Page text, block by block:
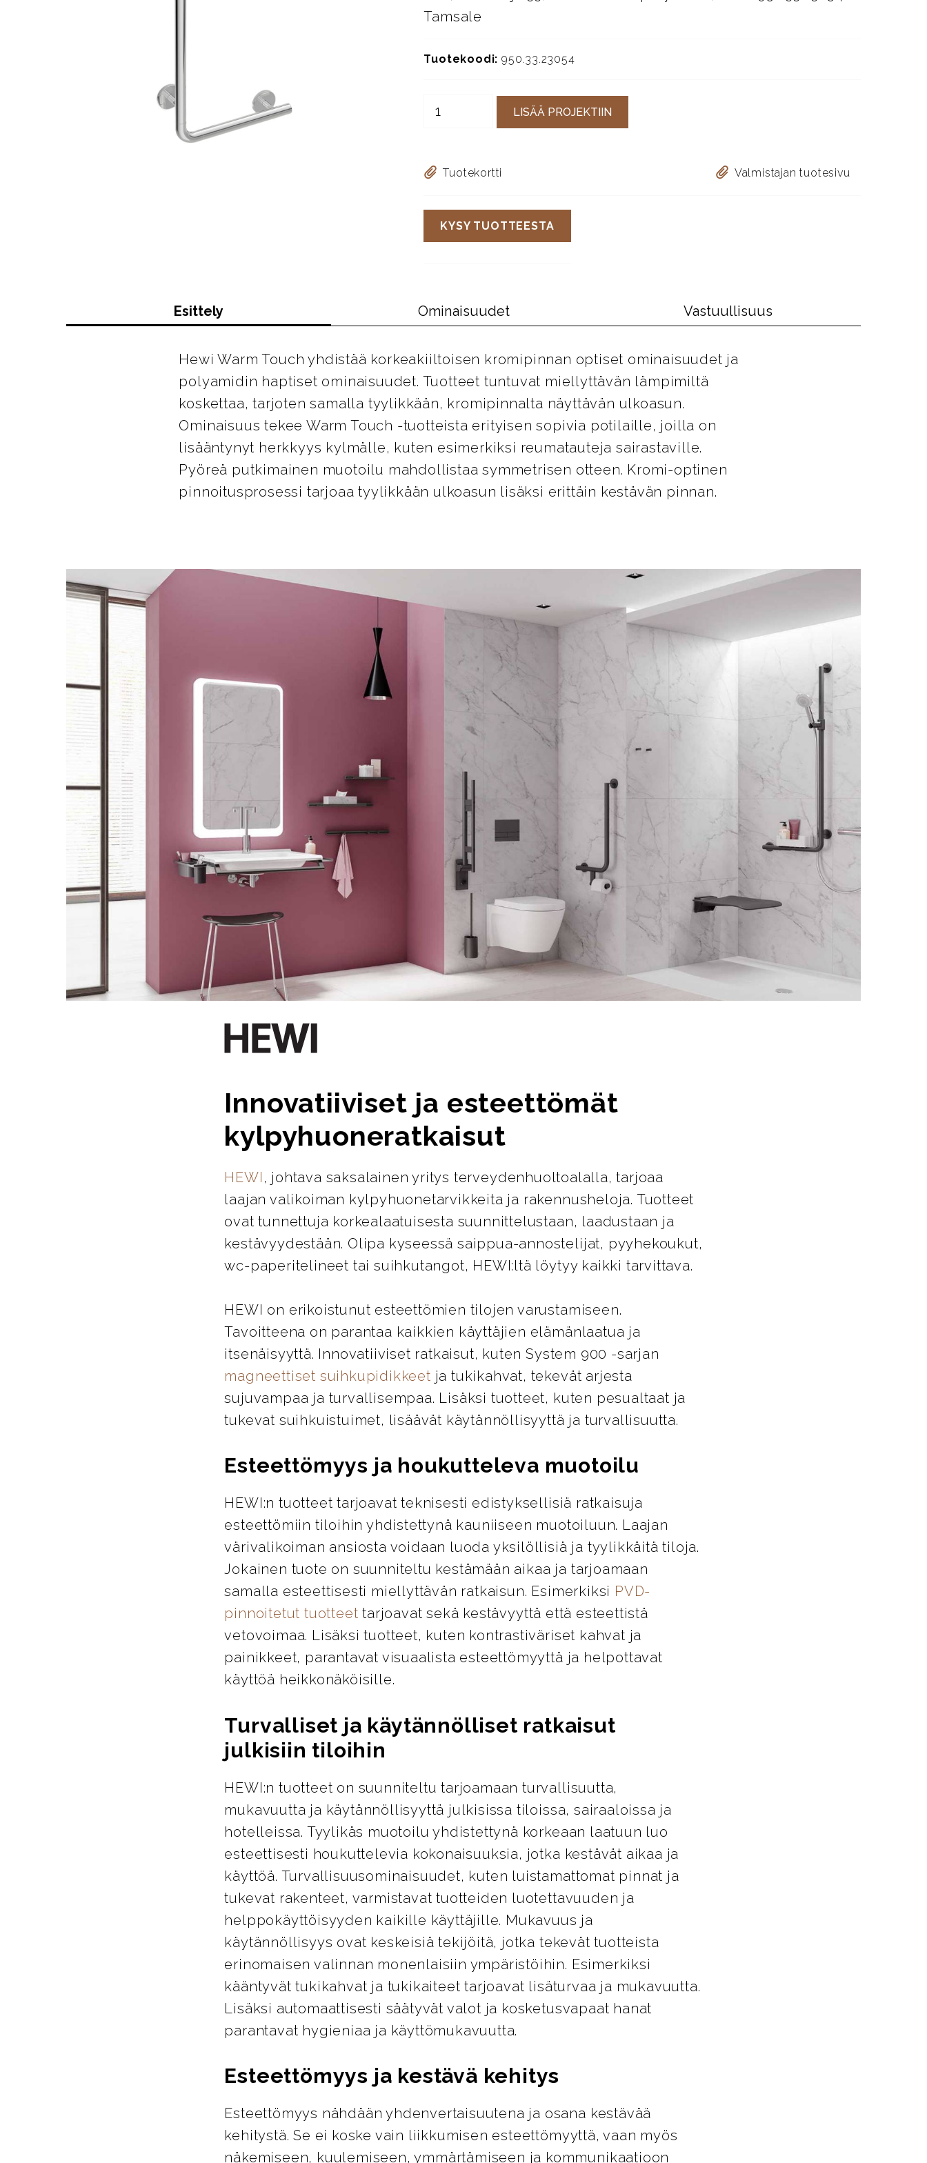
Tamsale
Tuotekoodi: 950.33.23054
LISÄÄ PROJEKTIIN
Tuotekortti Valmistajan tuotesivu
KYSY TUOTTEESTA
Esittely Ominaisuudet Vastuullisuus
Hewi Warm Touch yhdistää korkeakiiltoisen kromipinnan optiset ominaisuudet ja
polyamidin haptiset ominaisuudet. Tuotteet tuntuvat miellyttävän lämpimiltä
koskettaa, tarjoten samalla tyylikkään, kromipinnalta näyttävän ulkoasun.
Ominaisuus tekee Warm Touch -tuotteista erityisen sopivia potilaille, joilla on
lisääntynyt herkkyys kylmälle, kuten esimerkiksi reumatauteja sairastaville.
Pyöreä putkimainen muotoilu mahdollistaa symmetrisen otteen. Kromi-optinen
pinnoitusprosessi tarjoaa tyylikkään ulkoasun lisäksi erittäin kestävän pinnan.
Innovatiiviset ja esteettömät
kylpyhuoneratkaisut
HEWI , johtava saksalainen yritys terveydenhuoltoalalla, tarjoaa
laajan valikoiman kylpyhuonetarvikkeita ja rakennusheloja. Tuotteet
ovat tunnettuja korkealaatuisesta suunnittelustaan, laadustaan ja
kestävyydestään. Olipa kyseessä saippua-annostelijat, pyyhekoukut,
wc-paperitelineet tai suihkutangot, HEWI:ltä löytyy kaikki tarvittava.
HEWI on erikoistunut esteettömien tilojen varustamiseen.
Tavoitteena on parantaa kaikkien käyttäjien elämänlaatua ja
itsenäisyyttä. Innovatiiviset ratkaisut, kuten System 900 -sarjan
magneettiset suihkupidikkeet ja tukikahvat, tekevät arjesta
sujuvampaa ja turvallisempaa. Lisäksi tuotteet, kuten pesualtaat ja
tukevat suihkuistuimet, lisäävät käytännöllisyyttä ja turvallisuutta.
Esteettömyys ja houkutteleva muotoilu
HEWI:n tuotteet tarjoavat teknisesti edistyksellisiä ratkaisuja
esteettömiin tiloihin yhdistettynä kauniiseen muotoiluun. Laajan
värivalikoiman ansiosta voidaan luoda yksilöllisiä ja tyylikkäitä tiloja.
Jokainen tuote on suunniteltu kestämään aikaa ja tarjoamaan
samalla esteettisesti miellyttävän ratkaisun. Esimerkiksi PVD-
pinnoitetut tuotteet tarjoavat sekä kestävyyttä että esteettistä
vetovoimaa. Lisäksi tuotteet, kuten kontrastiväriset kahvat ja
painikkeet, parantavat visuaalista esteettömyyttä ja helpottavat
käyttöä heikkonäköisille.
Turvalliset ja käytännölliset ratkaisut
julkisiin tiloihin
HEWI:n tuotteet on suunniteltu tarjoamaan turvallisuutta,
mukavuutta ja käytännöllisyyttä julkisissa tiloissa, sairaaloissa ja
hotelleissa. Tyylikäs muotoilu yhdistettynä korkeaan laatuun luo
esteettisesti houkuttelevia kokonaisuuksia, jotka kestävät aikaa ja
käyttöä. Turvallisuusominaisuudet, kuten luistamattomat pinnat ja
tukevat rakenteet, varmistavat tuotteiden luotettavuuden ja
helppokäyttöisyyden kaikille käyttäjille. Mukavuus ja
käytännöllisyys ovat keskeisiä tekijöitä, jotka tekevät tuotteista
erinomaisen valinnan monenlaisiin ympäristöihin. Esimerkiksi
kääntyvät tukikahvat ja tukikaiteet tarjoavat lisäturvaa ja mukavuutta.
Lisäksi automaattisesti säätyvät valot ja kosketusvapaat hanat
parantavat hygieniaa ja käyttömukavuutta.
Esteettömyys ja kestävä kehitys
Esteettömyys nähdään yhdenvertaisuutena ja osana kestävää
kehitystä. Se ei koske vain liikkumisen esteettömyyttä, vaan myös
näkemiseen, kuulemiseen, ymmärtämiseen ja kommunikaatioon